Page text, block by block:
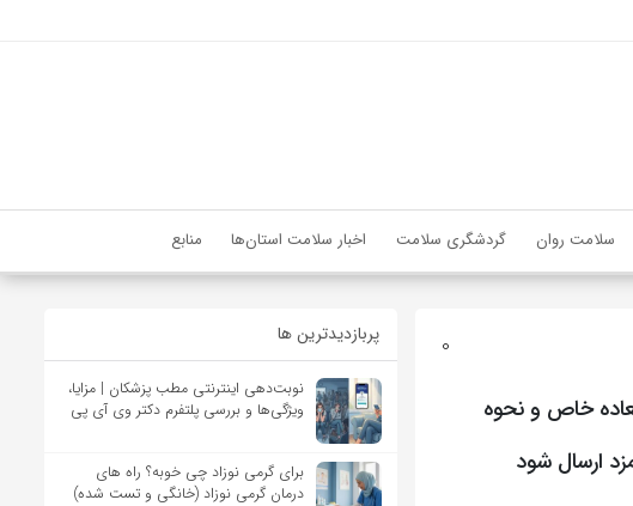
سلامت روان گردشگری سلامت اخبار سلامت استان‌ها منابع
0
خاص و نحوه
ارسال شود
پربازدیدترین ها
نوبت‌دهی اینترنتی مطب پزشکان | مزایا،
ویژگی‌ها و بررسی پلتفرم دکتر وی آی پی
برای گرمی نوزاد چی خوبه؟ راه های
درمان گرمی نوزاد (خانگی و تست شده)